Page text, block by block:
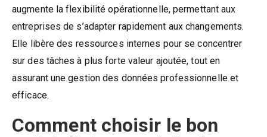
augmente la flexibilité opérationnelle, permettant aux
entreprises de s’adapter rapidement aux changements.
Elle libère des ressources internes pour se concentrer
sur des tâches à plus forte valeur ajoutée, tout en
assurant une gestion des données professionnelle et
efficace.
Comment choisir le bon